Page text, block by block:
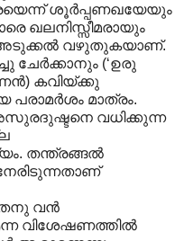
ശൂർപ്പണഖയേയും
ഖലനിസ്സീമരായും
അടുക്കൽ വഴുതുകയാണ്.
ചേർക്കാനും (‘ഉരു
കവിയ്ക്കു
പരാമർശം മാത്രം.
വധിക്കുന്ന
തന്ത്രങ്ങൽ
വൻ
വിശേഷണത്തിൽ